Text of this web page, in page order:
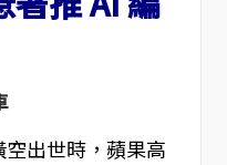
出世時，蘋果高